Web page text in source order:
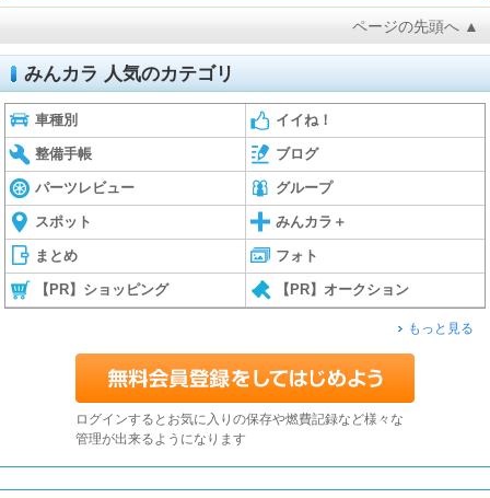
ページの先頭へ ▲
みんカラ 人気のカテゴリ
車種別 イイね！
整備手帳 ブログ
パーツレビュー グループ
スポット みんカラ＋
まとめ フォト
【PR】ショッピング 【PR】オークション
もっと見る
ログインするとお気に入りの保存や燃費記録など様々な
管理が出来るようになります